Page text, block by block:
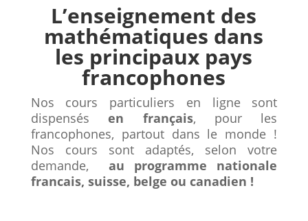
L’enseignement des
mathématiques dans
les principaux pays
francophones
Nos cours particuliers en ligne sont
dispensésen français, pour les
francophones, partout dans le monde !
Nos cours sont adaptés, selon votre
demande, au programme nationale
francais, suisse, belge ou canadien !